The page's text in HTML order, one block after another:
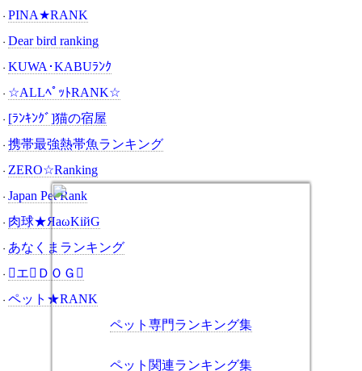
・ PINA★RANK
・ Dear bird ranking
・ KUWA･KABUﾗﾝｸ
・ ☆ALLﾍﾟｯﾄRANK☆
・ [ﾗﾝｷﾝｸﾞ]猫の宿屋
・ 携帯最強熱帯魚ランキング
・ ZERO☆Ranking
・ Japan Pet Rank
・ 肉球★ЯаωKiйG
・ あなくまランキング
・ エＤＯＧ
・ ペット★RANK
ペット専門ランキング集
ペット関連ランキング集